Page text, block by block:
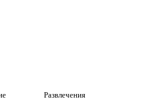
Развлечения